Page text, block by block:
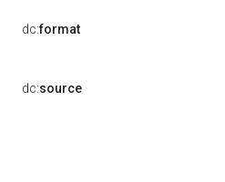
dc:format
dc:source